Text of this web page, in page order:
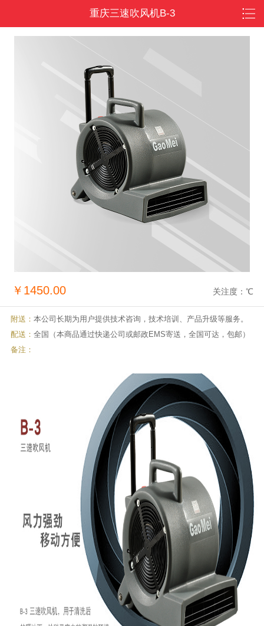
重庆三速吹风机B-3
￥1450.00 关注度： ℃
附送： 本公司长期为用户提供技术咨询，技术培训、产品升级等服务。
配送： 全国（本商品通过快递公司或邮政EMS寄送，全国可达，包邮）
备注：